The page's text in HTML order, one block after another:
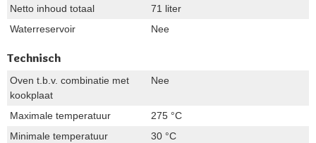
Netto inhoud totaal
71 liter
Waterreservoir
Nee
Technisch
Oven t.b.v. combinatie met
kookplaat
Nee
Maximale temperatuur
275 °C
Minimale temperatuur
30 °C